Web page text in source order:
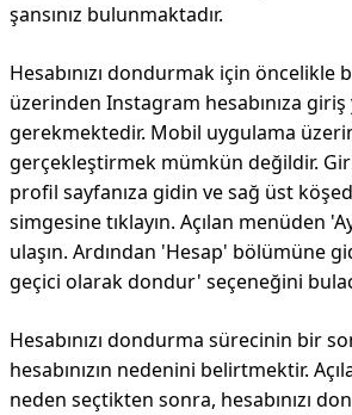
şansınız bulunmaktadır.
Hesabınızı dondurmak için öncelikle
üzerinden Instagram hesabınıza giriş
gerekmektedir. Mobil uygulama
gerçekleştirmek mümkün değildir.
profil sayfanıza gidin ve sağ üst
simgesine tıklayın. Açılan menüden
ulaşın. Ardından 'Hesap' bölümüne
geçici olarak dondur' seçeneğini
Hesabınızı dondurma sürecinin bir
hesabınızın nedenini belirtmektir.
neden seçtikten sonra, hesabınızı